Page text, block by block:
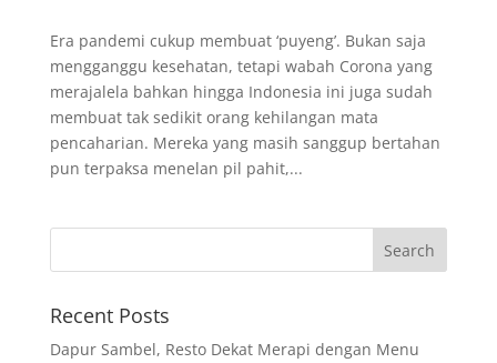
Era pandemi cukup membuat ‘puyeng’. Bukan saja
mengganggu kesehatan, tetapi wabah Corona yang
merajalela bahkan hingga Indonesia ini juga sudah
membuat tak sedikit orang kehilangan mata
pencaharian. Mereka yang masih sanggup bertahan
pun terpaksa menelan pil pahit,...
Recent Posts
Dapur Sambel, Resto Dekat Merapi dengan Menu